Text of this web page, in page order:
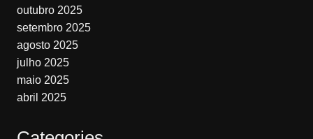
outubro 2025
setembro 2025
agosto 2025
julho 2025
maio 2025
abril 2025